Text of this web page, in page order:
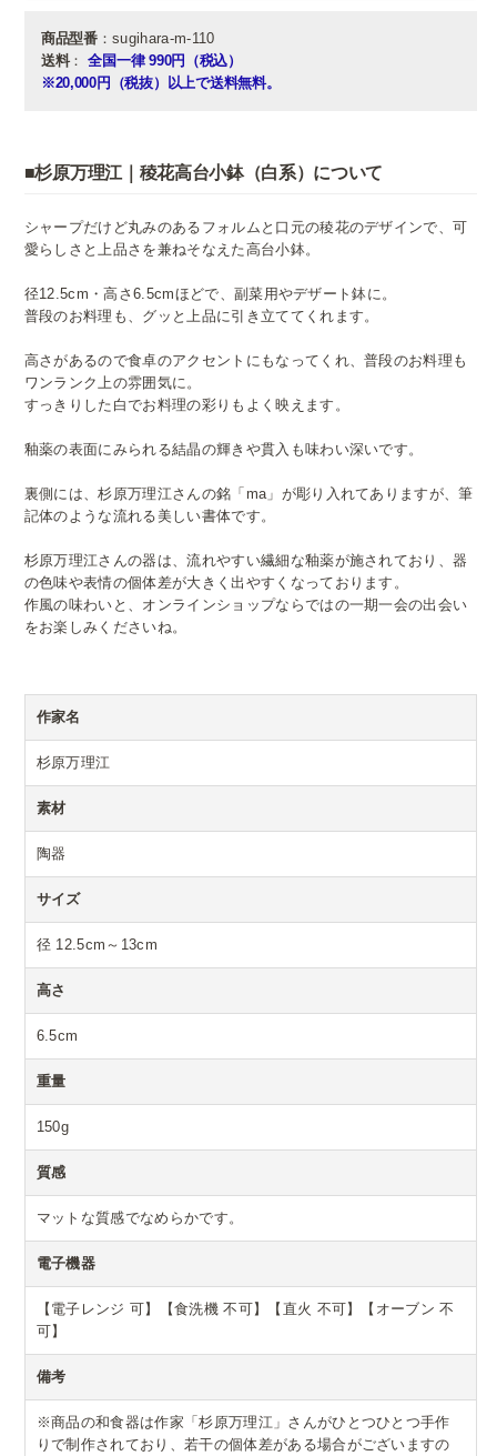
商品型番：sugihara-m-110
送料： 全国一律 990円（税込）
※20,000円（税抜）以上で送料無料。
■杉原万理江｜稜花高台小鉢（白系）について
シャープだけど丸みのあるフォルムと口元の稜花のデザインで、可
愛らしさと上品さを兼ねそなえた高台小鉢。
径12.5cm・高さ6.5cmほどで、副菜用やデザート鉢に。
普段のお料理も、グッと上品に引き立ててくれます。
高さがあるので食卓のアクセントにもなってくれ、普段のお料理も
ワンランク上の雰囲気に。
すっきりした白でお料理の彩りもよく映えます。
釉薬の表面にみられる結晶の輝きや貫入も味わい深いです。
裏側には、杉原万理江さんの銘「ma」が彫り入れてありますが、筆
記体のような流れる美しい書体です。
杉原万理江さんの器は、流れやすい繊細な釉薬が施されており、器
の色味や表情の個体差が大きく出やすくなっております。
作風の味わいと、オンラインショップならではの一期一会の出会い
をお楽しみくださいね。
作家名
杉原万理江
素材
陶器
サイズ
径 12.5cm～13cm
高さ
6.5cm
重量
150g
質感
マットな質感でなめらかです。
電子機器
【電子レンジ 可】【食洗機 不可】【直火 不可】【オーブン 不
可】
備考
※商品の和食器は作家「杉原万理江」さんがひとつひとつ手作
りで制作されており、若干の個体差がある場合がございますの